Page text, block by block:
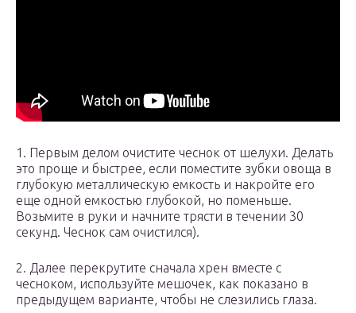
1. Первым делом очистите чеснок от шелухи. Делать
это проще и быстрее, если поместите зубки овоща в
глубокую металлическую емкость и накройте его
еще одной емкостью глубокой, но поменьше.
Возьмите в руки и начните трясти в течении 30
секунд. Чеснок сам очистился).
2. Далее перекрутите сначала хрен вместе с
чесноком, используйте мешочек, как показано в
предыдущем варианте, чтобы не слезились глаза.